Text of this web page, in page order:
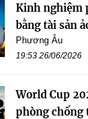
Kinh nghiệm
bằng tài sản
Phương Âu
19:53 26/06/2026
World Cup
phòng chống